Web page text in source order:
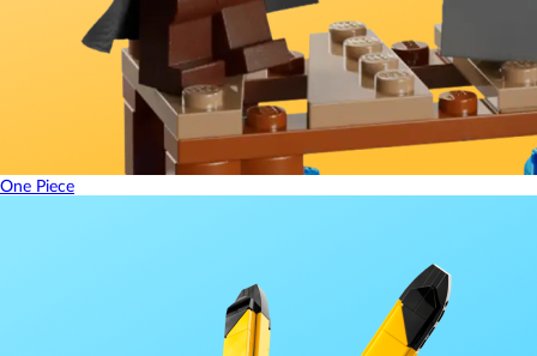
One Piece